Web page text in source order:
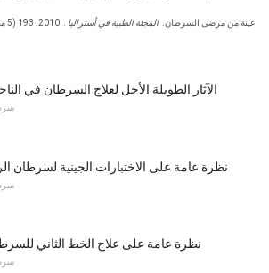
عينة من مرضى السرطان. المجلة الطبية في أستراليا 2010. 193 (5 ملحق): S79-82.
الآثار الطويلة الأجل لعلاج السرطان في
نظرة عامة على الاختبارات الجينية لسرطان
نظرة عامة على علاج الخط الثاني